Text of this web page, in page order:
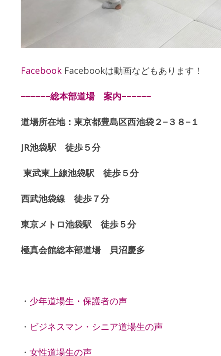
Facebook Facebookは動画などもあります！
−−−−−−総本部道場 案内−−−−−−
道場所在地：東京都豊島区西池袋２−３８−１
JR池袋駅 徒歩５分
東武東上線池袋駅 徒歩５分
西武池袋線 徒歩７分
東京メトロ池袋駅 徒歩５分
極真会館総本部道場 貝沼慶多
・ 少年道場生・保護者の声
・ ビジネスマン・シニア道場生の声
・ 女性道場生の声